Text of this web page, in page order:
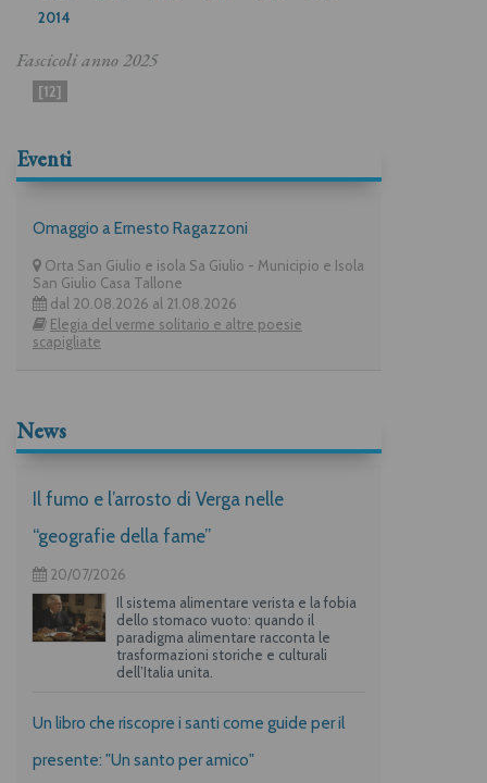
2014
Fascicoli anno2025
[12]
Eventi
Omaggio a Ernesto Ragazzoni
Orta San Giulio e isola Sa Giulio - Municipio e Isola
San Giulio Casa Tallone
dal 20.08.2026 al 21.08.2026
Elegia del verme solitario e altre poesie
scapigliate
News
Il fumo e l’arrosto di Verga nelle
“geografie della fame”
20/07/2026
Il sistema alimentare verista e la fobia
dello stomaco vuoto: quando il
paradigma alimentare racconta le
trasformazioni storiche e culturali
dell’Italia unita.
Un libro che riscopre i santi come guide per il
presente: "Un santo per amico"